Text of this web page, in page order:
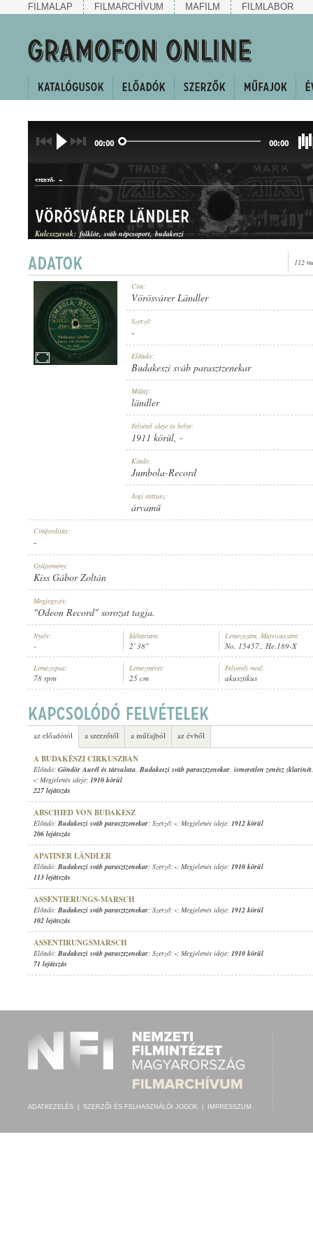
FILMALAP FILMARCHÍVUM MAFILM FILMLABOR
00:00 00:00
BUDAKESZI SVÁB PARASZTZENEKAR
SZERZŐ: -
LÄNDLER
LEMEZSZÁM:
Vörösvárer Ländler
Kulcsszavak: folklór sváb népcsoport budakeszi
112
Cím:
Vörösvárer Ländler
Szerző:
-
Előadó:
Budakeszi sváb parasztzenekar
Műfaj:
ländler
Felvétel ideje és helye:
1911 körül, -
Kiadó:
Jumbola-Record
Jogi státusz:
árvamű
Címfordítás:
-
Gyűjtemény:
Kiss Gábor Zoltán
Megjegyzés:
"Odeon Record" sorozat tagja.
Nyelv:
-
Időtartam:
2' 38"
Lemezszám, Matricaszám:
No. 15457., He.189-X
Lemeztípus:
78 rpm
Lemezméret:
25 cm
Felvételi mód:
akusztikus
az előadótól a szerzőtől a műfajból az évből
A BUDAKÉSZI CIRKUSZBAN
Előadó: Göndör Aurél és társulata, Budakeszi sváb parasztzenekar, ismeretlen zenész (klarinét
-; Megjelenés ideje: 1910 körül
227 lejátszás
ABSCHIED VON BUDAKESZ
Előadó: Budakeszi sváb parasztzenekar; Szerző: -; Megjelenés ideje: 1912 körül
206 lejátszás
APATINER LÄNDLER
Előadó: Budakeszi sváb parasztzenekar; Szerző: -; Megjelenés ideje: 1910 körül
113 lejátszás
ASSENTIERUNGS-MARSCH
Előadó: Budakeszi sváb parasztzenekar; Szerző: -; Megjelenés ideje: 1912 körül
102 lejátszás
ASSENTIRUNGSMARSCH
Előadó: Budakeszi sváb parasztzenekar; Szerző: -; Megjelenés ideje: 1910 körül
71 lejátszás
ADATKEZELÉS SZERZŐI ÉS FELHASZNÁLÓI JOGOK IMPRESSZUM